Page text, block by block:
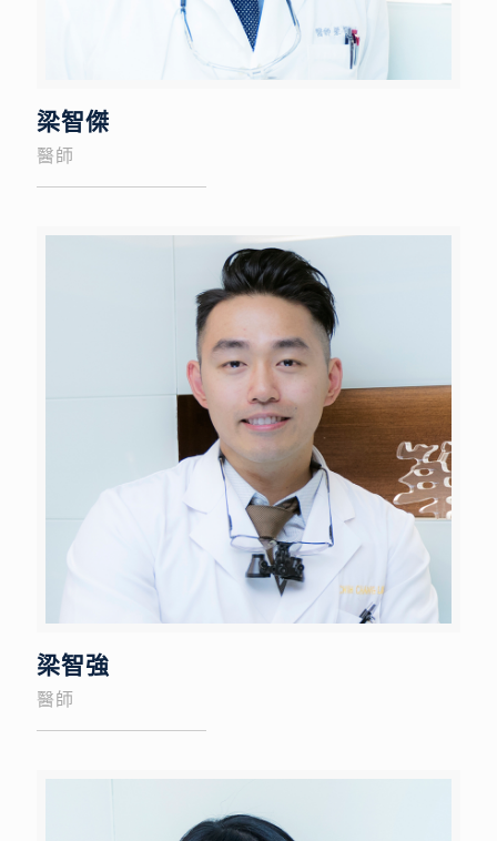
梁智傑
醫師
梁智強
醫師